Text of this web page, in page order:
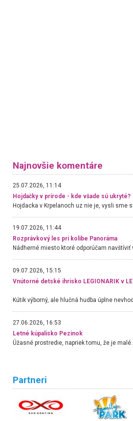
Najnovšie komentáre
25.07.2026, 11:14
Hojdačky v prírode - kde všade sú ukryté?
19.07.2026, 11:44
Rozprávkový les pri kolibe Panoráma
09.07.2026, 15:15
Vnútorné detské ihrisko LEGIONARIK v
27.06.2026, 16:53
Letné kúpalisko Pezinok
Partneri